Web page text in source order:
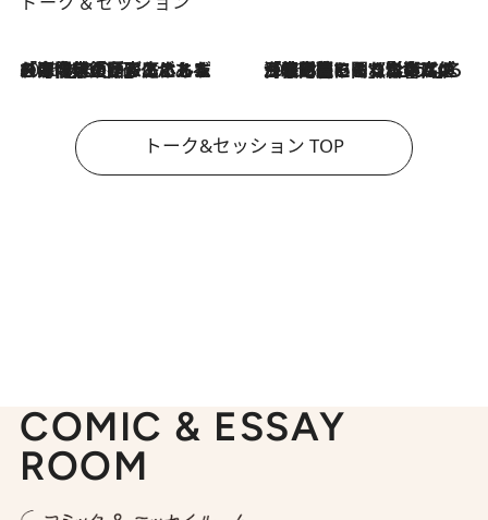
2026.8.3
「今後値上げがあるとすれば…」「リスクがあるのは今年の冬」エネルギー専門家が語る、ホルムズ海峡封鎖が家庭にもたらす“ある心配” 2026.8.3
「住宅建てられない…」「サーチャージ料の高値が続いている」ホルムズ海峡封鎖による影響はいつまで続く？《エネルギー専門家に聞く“どうなる日本の暮らし”》
トーク&セッション TOP
COMIC & ESSAY
ROOM